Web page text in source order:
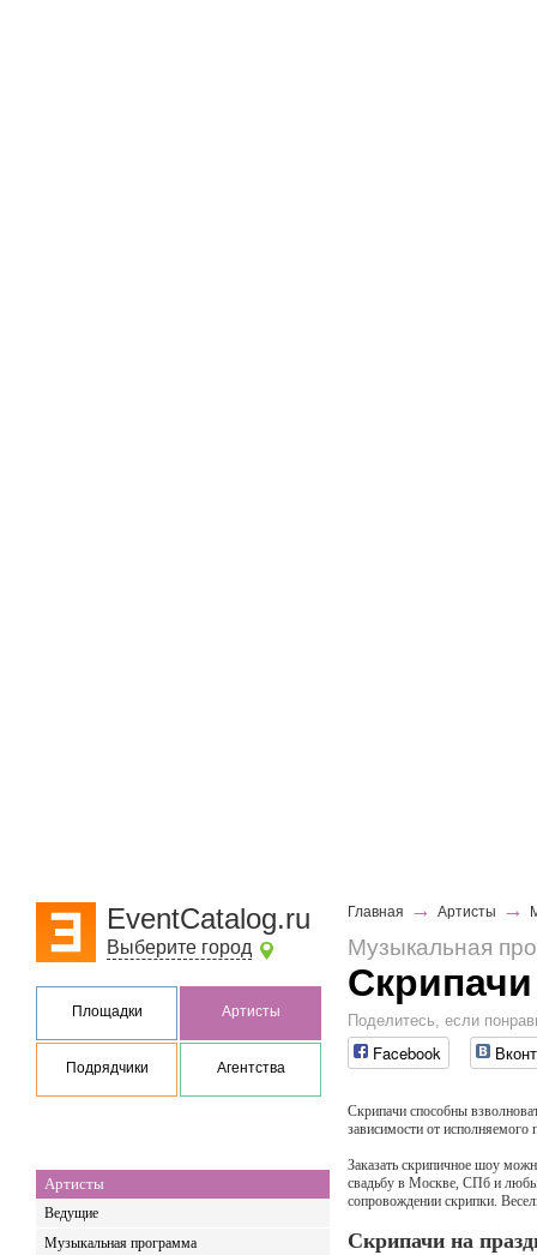
EventCatalog.ru
Выберите город
Площадки Артисты
Подрядчики Агентства
Артисты
Ведущие
Музыкальная программа
Главная → Артисты →
Музыкальная
Скрипачи
Поделитесь, если
Facebook
Скрипачи способны
зависимости от исполняемого
Заказать скрипичное шоу
свадьбу в Москве, СПб и
сопровождении скрипки.
Скрипачи на